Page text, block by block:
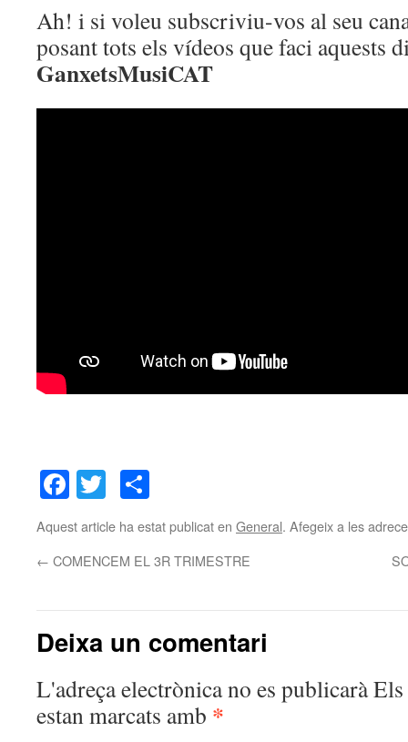
Ah! i si voleu subscriviu-vos al seu
posant tots els vídeos que faci aquests
GanxetsMusiCAT
Facebook
Twitter
Aquest article ha estat publicat en General. Afegeix a les
← COMENCEM EL 3R TRIMESTRE
Deixa un comentari
L'adreça electrònica no es publicaràEls
estan marcats amb *